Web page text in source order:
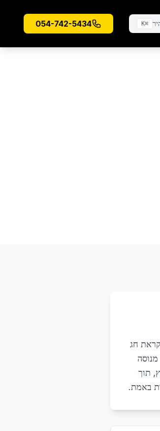
⌘
K
054-742-5434
חג
תוך
באמת.